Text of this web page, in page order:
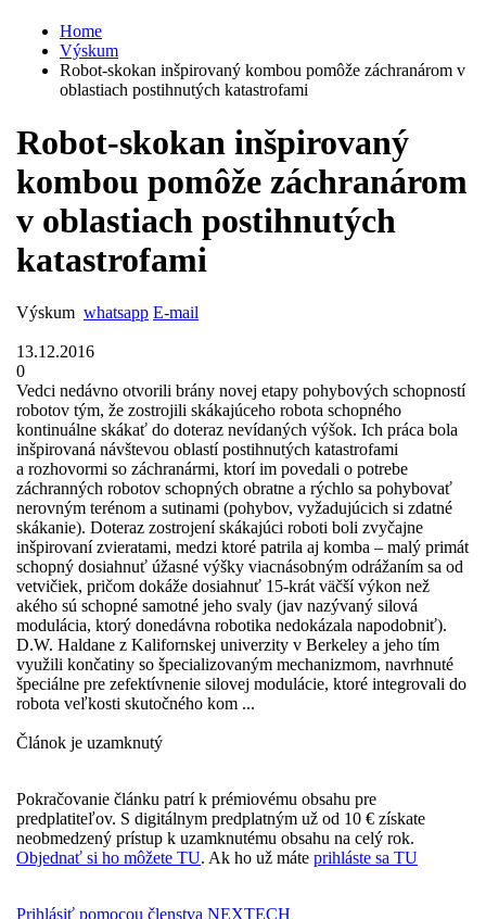
Home
Výskum
Robot-skokan inšpirovaný kombou pomôže záchranárom v
oblastiach postihnutých katastrofami
Robot-skokan inšpirovaný
kombou pomôže záchranárom
v oblastiach postihnutých
katastrofami
Výskum whatsapp E-mail
13.12.2016
0
Vedci nedávno otvorili brány novej etapy pohybových schopností
robotov tým, že zostrojili skákajúceho robota schopného
kontinuálne skákať do doteraz nevídaných výšok. Ich práca bola
inšpirovaná návštevou oblastí postihnutých katastrofami
a rozhovormi so záchranármi, ktorí im povedali o potrebe
záchranných robotov schopných obratne a rýchlo sa pohybovať
nerovným terénom a sutinami (pohybov, vyžadujúcich si zdatné
skákanie). Doteraz zostrojení skákajúci roboti boli zvyčajne
inšpirovaní zvieratami, medzi ktoré patrila aj komba – malý primát
schopný dosiahnuť úžasné výšky viacnásobným odrážaním sa od
vetvičiek, pričom dokáže dosiahnuť 15-krát väčší výkon než
akého sú schopné samotné jeho svaly (jav nazývaný silová
modulácia, ktorý donedávna robotika nedokázala napodobniť).
D.W. Haldane z Kalifornskej univerzity v Berkeley a jeho tím
využili končatiny so špecializovaným mechanizmom, navrhnuté
špeciálne pre zefektívnenie silovej modulácie, ktoré integrovali do
robota veľkosti skutočného kom ...
Článok je uzamknutý
Pokračovanie článku patrí k prémiovému obsahu pre
predplatiteľov. S digitálnym predplatným už od 10 € získate
neobmedzený prístup k uzamknutému obsahu na celý rok.
Objednať si ho môžete TU. Ak ho už máte prihláste sa TU
Prihlásiť pomocou členstva NEXTECH